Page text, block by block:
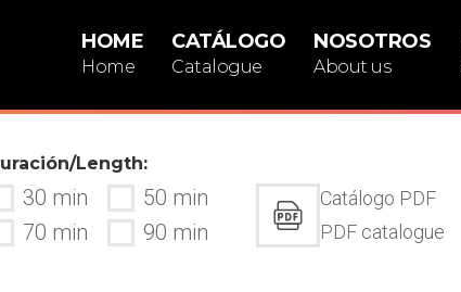
HOME
Home
CATÁLOGO
Catalogue
NOSOTROS
About us
Length:
30 min
50 min
70 min
90 min
Catálogo PDF
PDF catalogue